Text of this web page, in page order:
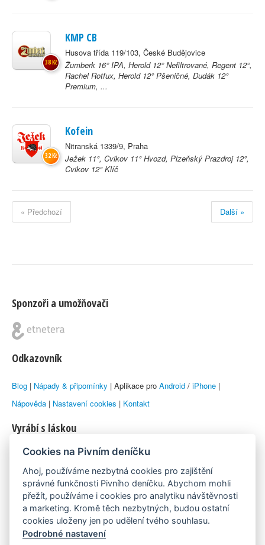
KMP CB
Husova třída 119/103, České Budějovice
Žumberk 16° IPA, Herold 12° Nefiltrované, Regent 12°,
Rachel Rotfux, Herold 12° Pšeničné, Dudák 12°
Premium, ...
38 Kč
Kofein
Nitranská 1339/9, Praha
Ježek 11°, Cvikov 11° Hvozd, Plzeňský Prazdroj 12°,
Cvikov 12° Klíč
32 Kč
« Předchozí Další »
Sponzoři a umožňovači
Odkazovník
Blog | Nápady & připomínky | Aplikace pro Android / iPhone |
Nápověda | Nastavení cookies | Kontakt
Vyrábí s láskou
© 2010–2026 byLukáš Zemanaka Emka
Máme rádi
Pivní.info
Poznámka pod čarou
Cookies na Pivním deníčku
Ahoj, používáme nezbytná cookies pro zajištění
správné funkčnosti Pivního deníčku. Abychom mohli
přežít, používáme i cookies pro analytiku návštěvnosti
a marketing. Kromě těch nezbytných, budou ostatní
cookies uloženy jen po udělení tvého souhlasu.
Podrobné nastavení